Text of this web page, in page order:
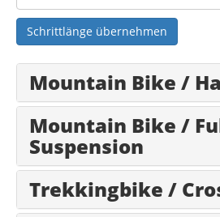
Schrittlänge übernehmen
Mountain Bike /
Mountain Bike /
Suspension
Trekkingbike /